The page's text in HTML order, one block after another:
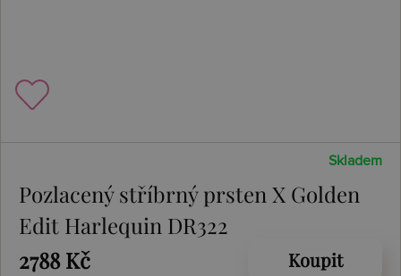
Skladem
Pozlacený stříbrný prsten X Golden
Edit Harlequin DR322
2788 Kč
Koupit